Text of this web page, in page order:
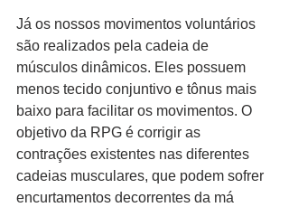
Já os nossos movimentos voluntários
são realizados pela cadeia de
músculos dinâmicos. Eles possuem
menos tecido conjuntivo e tônus mais
baixo para facilitar os movimentos. O
objetivo da RPG é corrigir as
contrações existentes nas diferentes
cadeias musculares, que podem sofrer
encurtamentos decorrentes da má